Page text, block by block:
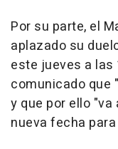
Por su parte, el
aplazado su
este jueves a las
comunicado que
y que por ello
nueva fecha